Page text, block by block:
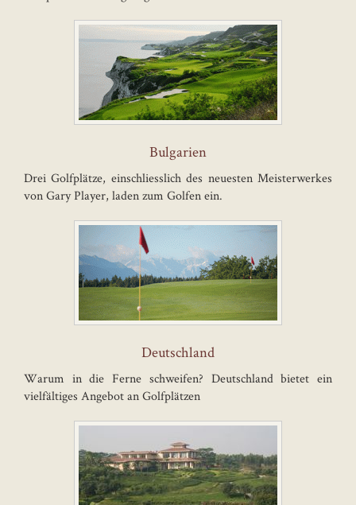
Bulgarien
Drei Golfplätze, einschliesslich des neuesten Meisterwerkes
von Gary Player, laden zum Golfen ein.
Deutschland
Warum in die Ferne schweifen? Deutschland bietet ein
vielfältiges Angebot an Golfplätzen